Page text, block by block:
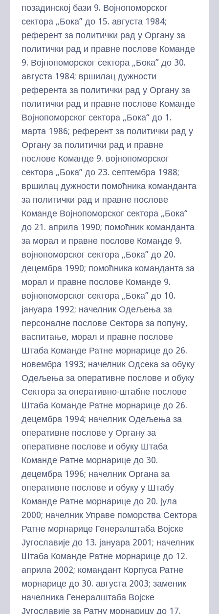
позадинској бази 9. Војнопоморског
сектора „Бока” до 15. августа 1984;
референт за политички рад у Органу за
политички рад и правне послове Команде
9. Војнопоморског сектора „Бока” до 30.
августа 1984; вршилац дужности
референта за политички рад у Органу за
политички рад и правне послове Команде
Војнопоморског сектора „Бока“ до 1.
марта 1986; референт за политички рад у
Органу за политички рад и правне
послове Команде 9. војнопоморског
сектора „Бока” до 23. септембра 1988;
вршилац дужности помоћника команданта
за политички рад и правне послове
Команде Војнопоморског сектора „Бока“
до 21. априла 1990; помоћник команданта
за морал и правне послове Команде 9.
војнопоморског сектора „Бока” до 20.
децембра 1990; помоћника команданта за
морал и правне послове Команде 9.
војнопоморског сектора „Бока” до 10.
јануара 1992; начелник Одељења за
персоналне послове Сектора за попуну,
васпитање, морал и правне послове
Штаба Команде Ратне морнарице до 26.
новембра 1993; начелник Одсека за обуку
Одељења за оперативне послове и обуку
Сектора за оперативно-штабне послове
Штаба Команде Ратне морнарице до 26.
децембра 1994; начелник Одељења за
оперативне послове у Органу за
оперативне послове и обуку Штаба
Команде Ратне морнарице до 30.
децембра 1996; начелник Органа за
оперативне послове и обуку у Штабу
Команде Ратне морнарице до 20. јула
2000; начелник Управе поморства Сектора
Ратне морнарице Генералштаба Војске
Југославије до 13. јануара 2001; начелник
Штаба Команде Ратне морнарице до 12.
априла 2002; командант Корпуса Ратне
морнарице до 30. августа 2003; заменик
начелника Генералштаба Војске
Југославије за Ратну морнарицу до 17.